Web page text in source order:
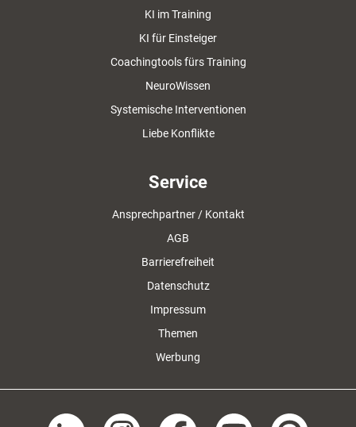
KI im Training
KI für Einsteiger
Coachingtools fürs Training
NeuroWissen
Systemische Interventionen
Liebe Konflikte
Service
Ansprechpartner / Kontakt
AGB
Barrierefreiheit
Datenschutz
Impressum
Themen
Werbung